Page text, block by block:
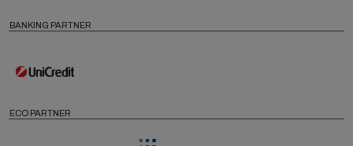
BANKING PARTNER
ECO PARTNER